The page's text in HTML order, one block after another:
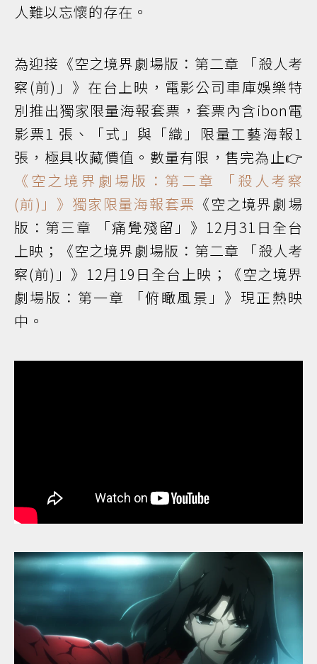
人難以忘懷的存在。
為迎接《空之境界劇場版：第二章 「殺⼈考
察(前)」》在台上映，電影公司車庫娛樂特
別推出獨家限量海報套票，套票內含ibon電
影票1 張、「式」與「織」限量工藝海報1
張，極具收藏價值。數量有限，售完為止👉
《空之境界劇場版：第二章 「殺⼈考察
(前)」》獨家限量海報套票 《空之境界劇場
版：第三章 「痛覺殘留」》12月31日全台
上映；《空之境界劇場版：第二章 「殺⼈考
察(前)」》12月19日全台上映；《空之境界
劇場版：第一章 「俯瞰風景」》現正熱映
中。